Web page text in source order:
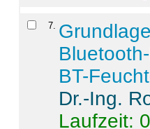
7
BT-
Dr.-Ing.
Laufzeit: